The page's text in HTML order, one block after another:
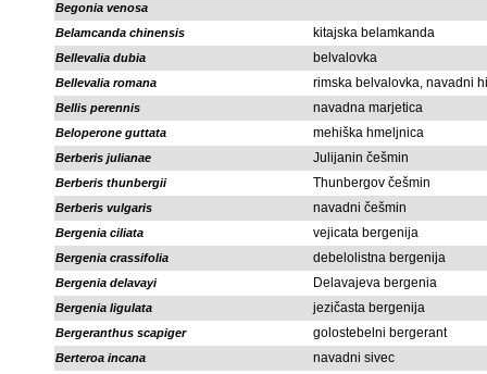
Begonia venosa
Belamcanda chinensis
kitajska belamkanda
Bellevalia dubia belvalovka
Bellevalia romana rimska belvalovka, navadni
Bellis perennis navadna marjetica
Beloperone guttata mehiška hmeljnica
Berberis julianae Julijanin češmin
Berberis thunbergii Thunbergov češmin
Berberis vulgaris navadni češmin
Bergenia ciliata vejicata bergenija
Bergenia crassifolia debelolistna bergenija
Bergenia delavayi Delavajeva bergenia
Bergenia ligulata jezičasta bergenija
Bergeranthus scapiger golostebelni bergerant
Berteroa incana navadni sivec